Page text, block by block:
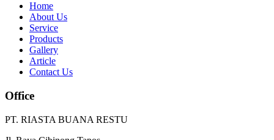
Home
About Us
Service
Products
Gallery
Article
Contact Us
Office
PT. RIASTA BUANA RESTU